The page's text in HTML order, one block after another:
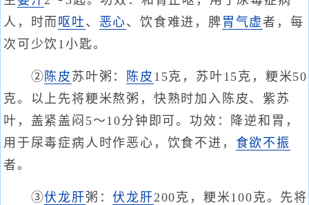
人，时而 呕吐、 恶心、饮食难进，脾 胃气虚者，每
次可少饮1小匙。
② 陈皮 苏叶粥： 陈皮 15克，苏叶15克，粳米50
克。以上先将粳米熬粥，快熟时加入陈皮、紫苏
叶，盖紧盖闷5～10分钟即可。功效：降逆和胃，
用于尿毒症病人时作恶心，饮食不进， 食欲不振
者。
③伏龙肝粥：伏龙肝200克，粳米100克。先将